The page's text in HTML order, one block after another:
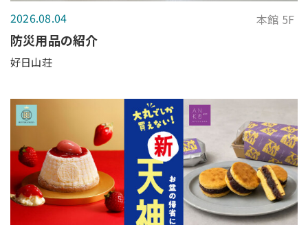
2026.08.04 本館 5F
防災用品の紹介
好日山荘